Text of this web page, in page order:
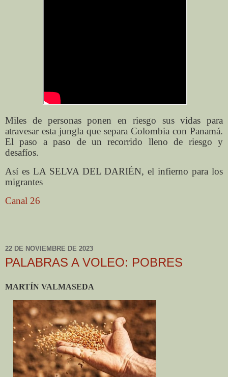
Miles de personas ponen en riesgo sus vidas para
atravesar esta jungla que separa Colombia con Panamá.
El paso a paso de un recorrido lleno de riesgo y
desafíos.
Así es LA SELVA DEL DARIÉN, el infierno para los
migrantes
Canal 26
22 DE NOVIEMBRE DE 2023
PALABRAS A VOLEO: POBRES
MARTÍN VALMASEDA